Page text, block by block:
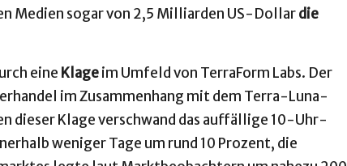
Medien sogar von 2,5 Milliarden US-Dollardie
eine Klageim Umfeld von TerraForm Labs. Der
im Zusammenhang mit dem Terra-Luna-
dieser Klage verschwand das auffällige 10-Uhr-
weniger Tage um rund 10 Prozent, die